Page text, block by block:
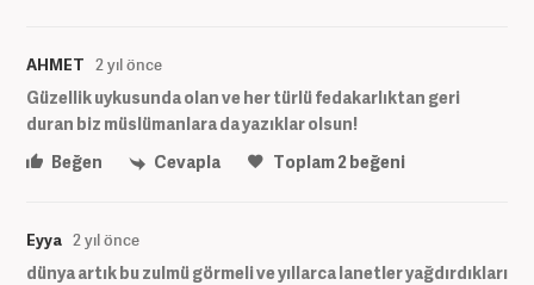
AHMET 2 yıl önce
Güzellik uykusunda olan ve her türlü fedakarlıktan geri
duran biz müslümanlara da yazıklar olsun!
Beğen
Cevapla Toplam2beğeni
Eyya 2 yıl önce
dünya artık bu zulmü görmeli ve yıllarca lanetler yağdırdıkları